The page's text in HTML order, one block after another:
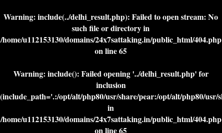
Warning: include(../delhi_result.php): Failed to open stream: No
such file or directory in
/home/u112153130/domains/24x7sattaking.in/public_html/404.php
on line65
Warning: include(): Failed opening '../delhi_result.php' for
inclusion
(include_path='.:/opt/alt/php80/usr/share/pear:/opt/alt/php80/
in
/home/u112153130/domains/24x7sattaking.in/public_html/404.php
on line65